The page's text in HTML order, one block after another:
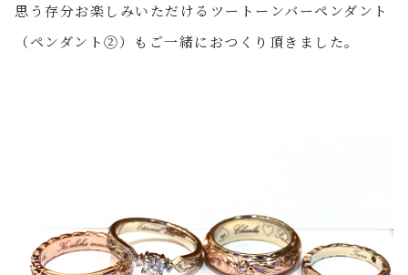
思う存分お楽しみいただけるツートーンバーペンダント
（ペンダント②）もご一緒におつくり頂きました。